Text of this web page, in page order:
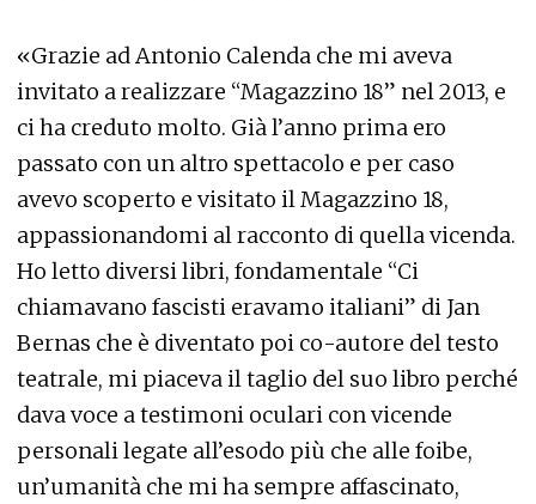
«Grazie ad Antonio Calenda che mi aveva
invitato a realizzare “Magazzino 18” nel 2013, e
ci ha creduto molto. Già l’anno prima ero
passato con un altro spettacolo e per caso
avevo scoperto e visitato il Magazzino 18,
appassionandomi al racconto di quella vicenda.
Ho letto diversi libri, fondamentale “Ci
chiamavano fascisti eravamo italiani” di Jan
Bernas che è diventato poi co-autore del testo
teatrale, mi piaceva il taglio del suo libro perché
dava voce a testimoni oculari con vicende
personali legate all’esodo più che alle foibe,
un’umanità che mi ha sempre affascinato,